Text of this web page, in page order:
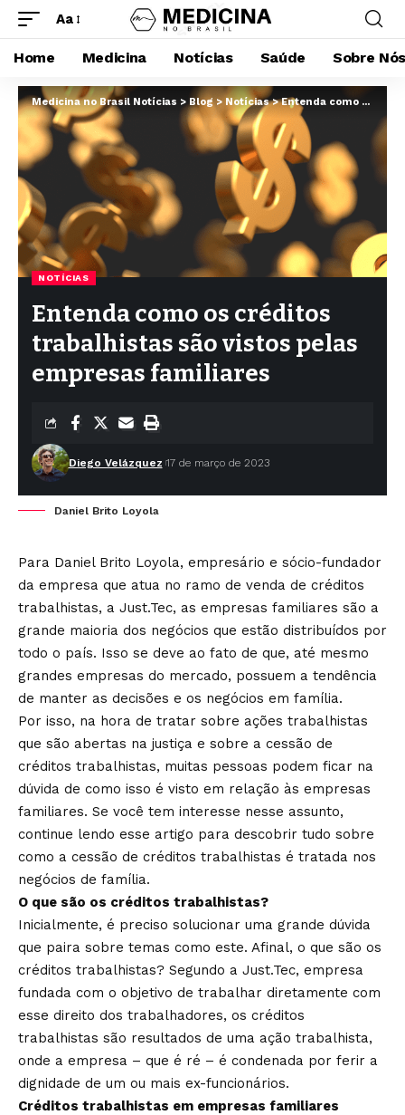
Aa
Home Medicina Notícias Saúde Sobre
Medicina no Brasil Notícias > Blog> Notícias>Entenda como os créditos trabalhistas são vistos pelas empresas familiares
NOTÍCIAS
Entenda como os créditos
trabalhistas são vistos pelas
empresas familiares
Diego Velázquez 17 de março de 2023
Daniel Brito Loyola
Para Daniel Brito Loyola, empresário e sócio-fundador
da empresa que atua no ramo de venda de créditos
trabalhistas, a Just.Tec, as empresas familiares são a
grande maioria dos negócios que estão distribuídos por
todo o país. Isso se deve ao fato de que, até mesmo
grandes empresas do mercado, possuem a tendência
de manter as decisões e os negócios em família.
Por isso, na hora de tratar sobre ações trabalhistas
que são abertas na justiça e sobre a cessão de
créditos trabalhistas, muitas pessoas podem ficar na
dúvida de como isso é visto em relação às empresas
familiares. Se você tem interesse nesse assunto,
continue lendo esse artigo para descobrir tudo sobre
como a cessão de créditos trabalhistas é tratada nos
negócios de família.
O que são os créditos trabalhistas?
Inicialmente, é preciso solucionar uma grande dúvida
que paira sobre temas como este. Afinal, o que são os
créditos trabalhistas? Segundo a Just.Tec, empresa
fundada com o objetivo de trabalhar diretamente com
esse direito dos trabalhadores, os créditos
trabalhistas são resultados de uma ação trabalhista,
onde a empresa – que é ré – é condenada por ferir a
dignidade de um ou mais ex-funcionários.
Créditos trabalhistas em empresas familiares